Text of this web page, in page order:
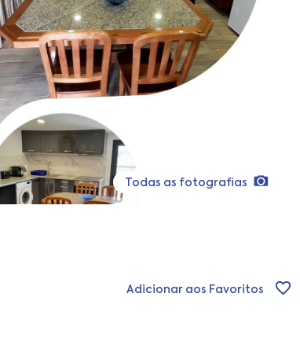
Todas as fotografias
Adicionar aos Favoritos